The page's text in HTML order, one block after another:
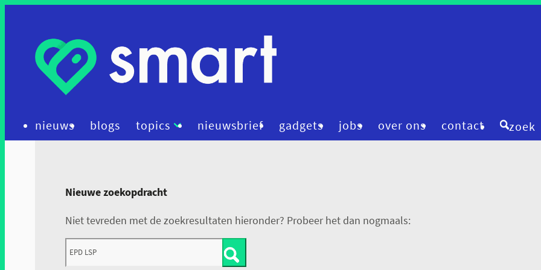
nieuws blogs topics
beleid
fitness & wellness
nieuwsbrief gadgets jobs over ons contact zoek
Nieuwe zoekopdracht
Niet tevreden met de zoekresultaten hieronder? Probeer het dan nogmaals: